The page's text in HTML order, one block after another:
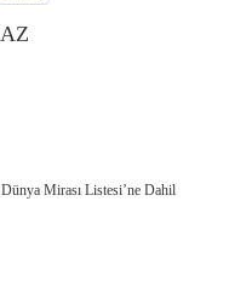
Mirası Listesi’ne Dahil